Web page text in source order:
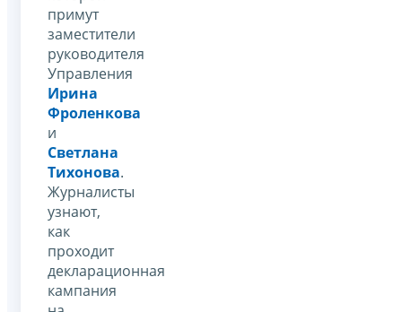
примут
заместители
руководителя
Управления
Ирина
Фроленкова
и
Светлана
Тихонова.
Журналисты
узнают,
как
проходит
декларационная
кампания